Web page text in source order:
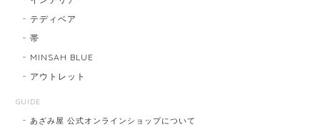
テディベア
帯
MINSAH BLUE
アウトレット
GUIDE
あざみ屋 公式オンラインショップについて